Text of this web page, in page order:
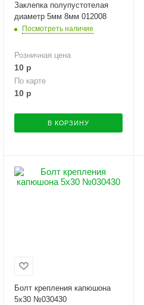
Заклепка полупустотелая
диаметр 5мм 8мм 012008
Посмотреть наличие
Розничная цена
10 р
По карте
10 р
В КОРЗИНУ
Болт крепления капюшона
5х30 №030430